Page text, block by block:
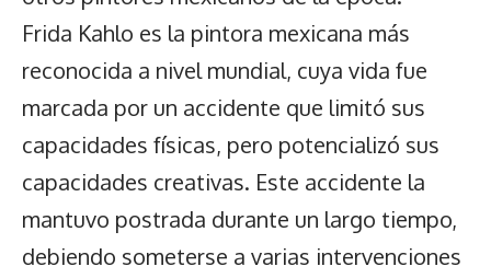
Frida Kahlo es la pintora mexicana más
reconocida a nivel mundial, cuya vida fue
marcada por un accidente que limitó sus
capacidades físicas, pero potencializó sus
capacidades creativas. Este accidente la
mantuvo postrada durante un largo tiempo,
debiendo someterse a varias intervenciones